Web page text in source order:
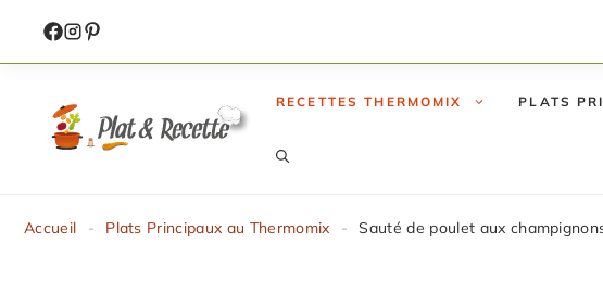
contenu
RECETTES THERMOMIX PLATS
Accueil - Plats Principaux au Thermomix - Sauté de poulet aux